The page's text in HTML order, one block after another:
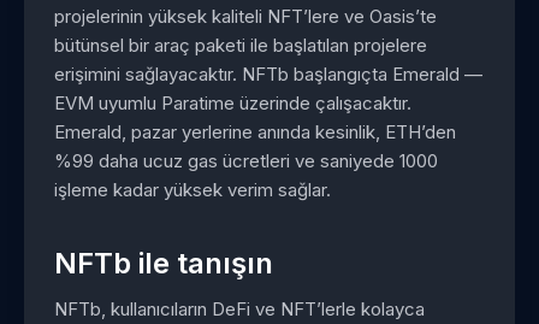
projelerinin yüksek kaliteli NFT’lere ve Oasis’te
bütünsel bir araç paketi ile başlatılan projelere
erişimini sağlayacaktır. NFTb başlangıçta Emerald —
EVM uyumlu Paratime üzerinde çalışacaktır.
Emerald, pazar yerlerine anında kesinlik, ETH’den
%99 daha ucuz gas ücretleri ve saniyede 1000
işleme kadar yüksek verim sağlar.
NFTb ile tanışın
NFTb, kullanıcıların DeFi ve NFT’lerle kolayca